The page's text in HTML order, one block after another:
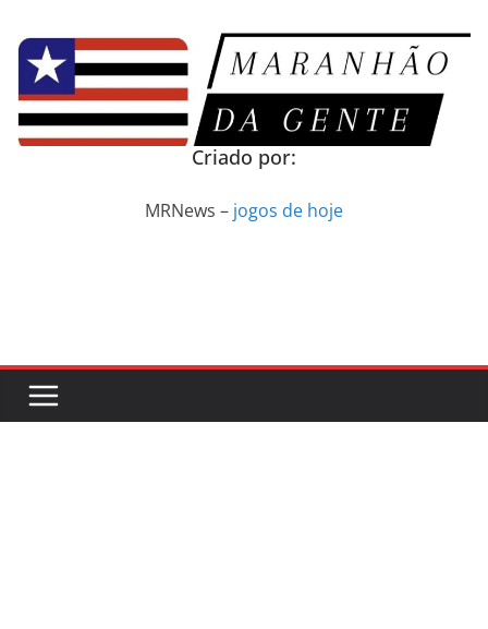
para
conteúdo
Criado por:
MRNews – jogos de hoje